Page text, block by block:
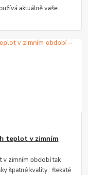
aktuálně vaše
teplot v zimním
v zimním období tak
špatné kvality : flekaté